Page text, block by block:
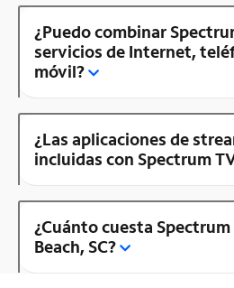
¿Puedo combinar
servicios de Internet,
móvil?
¿Las aplicaciones de
incluidas con Spectrum
¿Cuánto cuesta
Beach, SC?